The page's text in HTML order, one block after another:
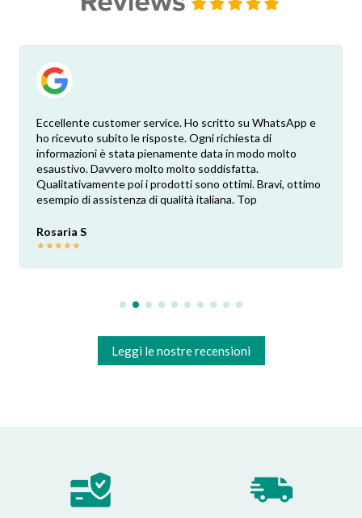
Eccellente customer service. Ho scritto su WhatsApp e
ho ricevuto subito le risposte. Ogni richiesta di
informazioni è stata pienamente data in modo molto
esaustivo. Davvero molto molto soddisfatta.
Qualitativamente poi i prodotti sono ottimi. Bravi, ottimo
esempio di assistenza di qualità italiana. Top
Rosaria S
★★★★★
Leggi le nostre recensioni